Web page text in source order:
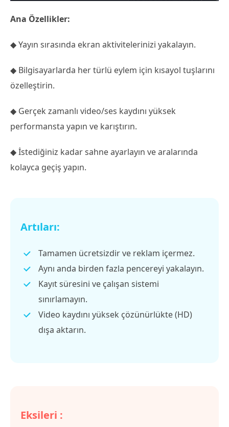
Ana Özellikler:
◆ Yayın sırasında ekran aktivitelerinizi yakalayın.
◆ Bilgisayarlarda her türlü eylem için kısayol tuşlarını
özelleştirin.
◆ Gerçek zamanlı video/ses kaydını yüksek
performansta yapın ve karıştırın.
◆ İstediğiniz kadar sahne ayarlayın ve aralarında
kolayca geçiş yapın.
Artıları:
Tamamen ücretsizdir ve reklam içermez.
Aynı anda birden fazla pencereyi yakalayın.
Kayıt süresini ve çalışan sistemi
sınırlamayın.
Video kaydını yüksek çözünürlükte (HD)
dışa aktarın.
Eksileri :